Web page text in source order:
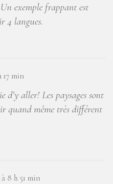
exemple frappant est
4 langues.
17 min
d’y aller! Les paysages sont
quand même très différent
8 h 51 min